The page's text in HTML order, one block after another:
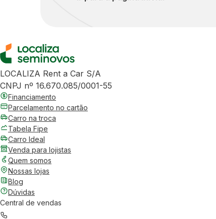
LOCALIZA Rent a Car S/A
CNPJ nº 16.670.085/0001-55
Financiamento
Parcelamento no cartão
Carro na troca
Tabela Fipe
Carro Ideal
Venda para lojistas
Quem somos
Nossas lojas
Blog
Dúvidas
Central de vendas